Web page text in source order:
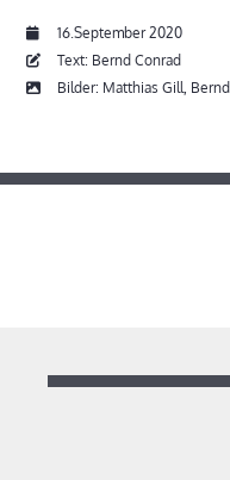
16.September 2020
Text: Bernd Conrad
Bilder: Matthias Gill,